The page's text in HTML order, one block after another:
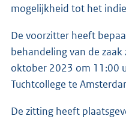
mogelijkheid tot het
De voorzitter heeft
behandeling van de
oktober 2023 om 11:00
Tuchtcollege te
De zitting heeft